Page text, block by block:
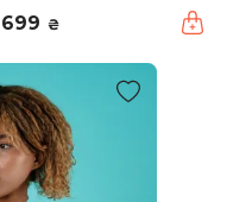
699 ₴